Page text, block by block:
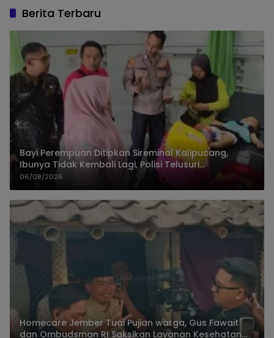
Berita Terbaru
Bayi Perempuan Ditipkan Sireminal Kalipucang,
Ibunya Tidak Kembali Lagi, Polisi Telusuri
Keberadaan Orang Tua
06/08/2026
Homecare Jember Tuai Pujian warga, Gus Fawait
dan Ombudsman RI Saksikan Layanan Kesehatan